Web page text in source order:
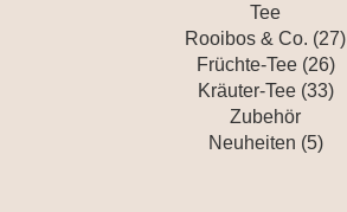
Tee
Rooibos & Co. (27)
Früchte-Tee (26)
Kräuter-Tee (33)
Zubehör
Neuheiten (5)